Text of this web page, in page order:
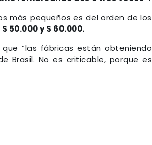
más pequeños es del orden de los
50.000 y $ 60.000.
“las fábricas están obteniendo
Brasil. No es criticable, porque es